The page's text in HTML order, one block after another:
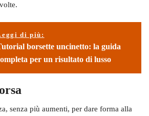
di più:
borsette uncinetto: la guida
per un risultato di lusso
senza più aumenti, per dare forma alla